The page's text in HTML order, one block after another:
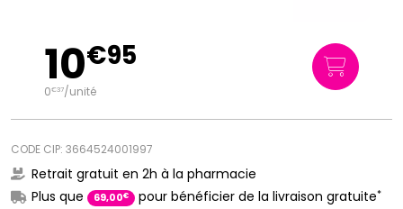
10€95
0€37/unité
CODE CIP: 3664524001997
Retrait gratuit en 2h à la pharmacie
Plus que
69,00€ pour bénéficier de la livraison gratuite*